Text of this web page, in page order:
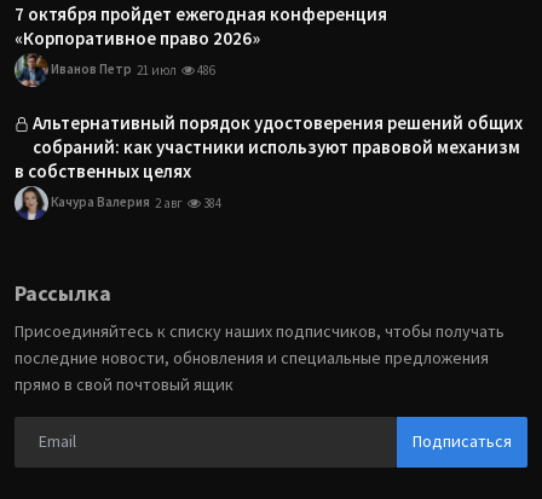
7 октября пройдет ежегодная конференция
«Корпоративное право 2026»
Иванов Петр 21 июл 486
Альтернативный порядок удостоверения решений общих
собраний: как участники используют правовой механизм
в собственных целях
Качура Валерия 2 авг 384
Рассылка
Присоединяйтесь к списку наших подписчиков, чтобы получать
последние новости, обновления и специальные предложения
прямо в свой почтовый ящик
Подписаться